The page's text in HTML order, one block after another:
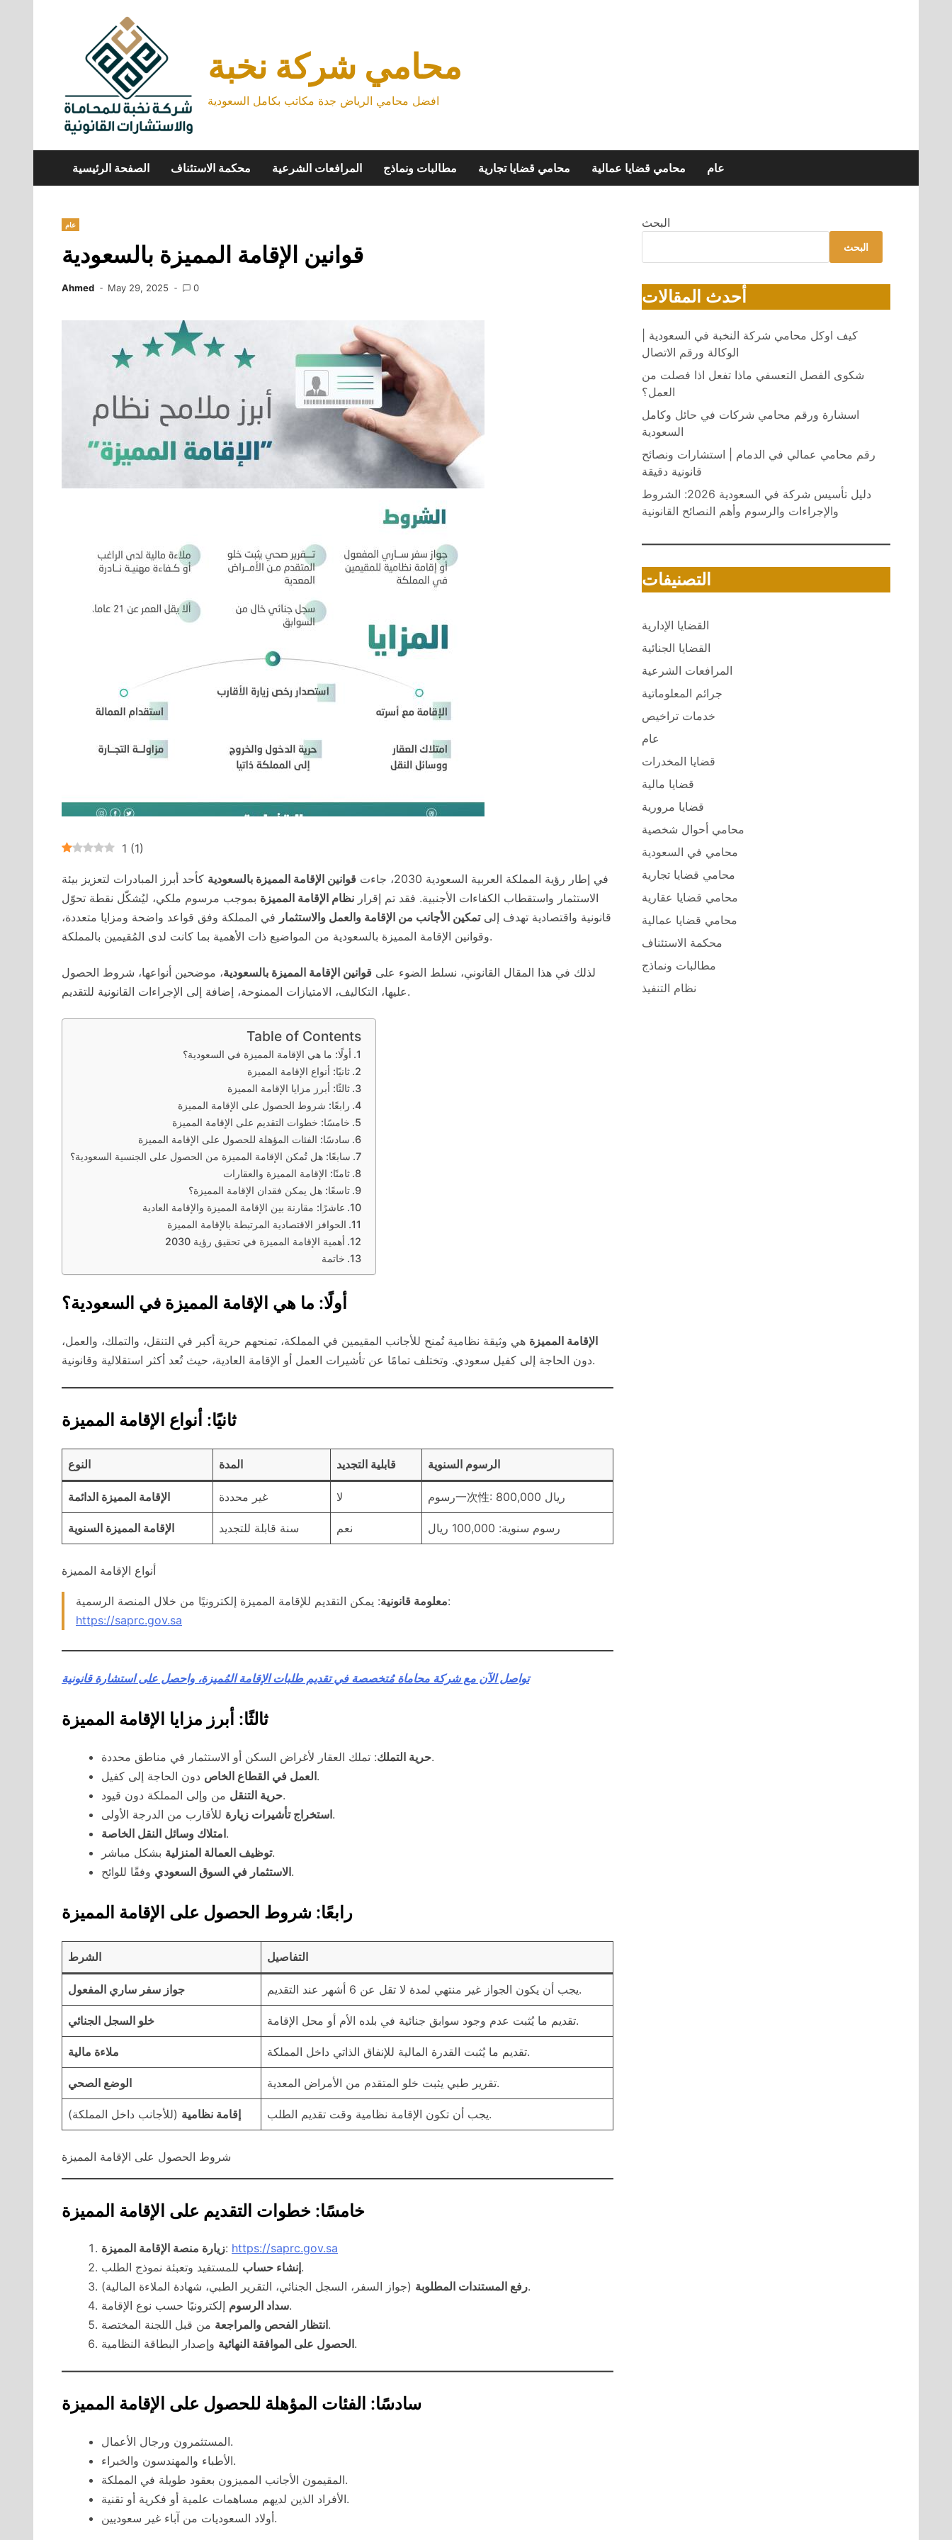
محامي شركة نخبة
افضل محامي الرياض جدة مكاتب بكامل السعودية
الصفحة الرئيسية محكمة الاستئناف المرافعات الشرعية مطالبات ونماذج محامي قضايا تجارية محامي قضايا عمالية عام
عام
قوانين الإقامة المميزة بالسعودية
Ahmed May 29, 2025 0
1 (1)
في إطار رؤية المملكة العربية السعودية 2030، جاءت قوانين الإقامة المميزة بالسعودية كأحد أبرز المبادرات لتعزيز بيئة
الاستثمار واستقطاب الكفاءات الأجنبية. فقد تم إقرار نظام الإقامة المميزة بموجب مرسوم ملكي، ليُشكّل نقطة تحوّل
قانونية واقتصادية تهدف إلىتمكين الأجانب من الإقامة والعمل والاستثمار في المملكة وفق قواعد واضحة ومزايا متعددة،
وقوانين الإقامة المميزة بالسعودية من المواضيع ذات الأهمية بما كانت لدى المُقيمين بالمملكة.
لذلك في هذا المقال القانوني، نسلط الضوء على قوانين الإقامة المميزة بالسعودية، موضحين أنواعها، شروط الحصول
عليها، التكاليف، الامتيازات الممنوحة، إضافة إلى الإجراءات القانونية للتقديم.
Table of Contents
أولًا: ما هي الإقامة المميزة في السعودية؟
ثانيًا: أنواع الإقامة المميزة
ثالثًا: أبرز مزايا الإقامة المميزة
رابعًا: شروط الحصول على الإقامة المميزة
خامسًا: خطوات التقديم على الإقامة المميزة
سادسًا: الفئات المؤهلة للحصول على الإقامة المميزة
سابعًا: هل تُمكن الإقامة المميزة من الحصول على الجنسية السعودية؟
ثامنًا: الإقامة المميزة والعقارات
تاسعًا: هل يمكن فقدان الإقامة المميزة؟
عاشرًا: مقارنة بين الإقامة المميزة والإقامة العادية
الحوافز الاقتصادية المرتبطة بالإقامة المميزة
أهمية الإقامة المميزة في تحقيق رؤية 2030
خاتمة
أولًا: ما هي الإقامة المميزة في السعودية؟
الإقامة المميزة هي وثيقة نظامية تُمنح للأجانب المقيمين في المملكة، تمنحهم حرية أكبر في التنقل، والتملك، والعمل،
دون الحاجة إلى كفيل سعودي. وتختلف تمامًا عن تأشيرات العمل أو الإقامة العادية، حيث تُعد أكثر استقلالية وقانونية.
ثانيًا: أنواع الإقامة المميزة
النوع المدة قابلية التجديد الرسوم السنوية
الإقامة المميزة الدائمة غير محددة لا رسوم一次性: 800,000 ريال
الإقامة المميزة السنوية سنة قابلة للتجديد نعم رسوم سنوية: 100,000 ريال
أنواع الإقامة المميزة
معلومة قانونية: يمكن التقديم للإقامة المميزة إلكترونيًا من خلال المنصة الرسمية:
https://saprc.gov.sa
تواصل الآن مع شركة محاماة مُتخصصة في تقديم طلبات الإقامة المُميزة، واحصل على استشارة قانونية
ثالثًا: أبرز مزايا الإقامة المميزة
حرية التملك: تملك العقار لأغراض السكن أو الاستثمار في مناطق محددة.
العمل في القطاع الخاصدون الحاجة إلى كفيل.
حرية التنقلمن وإلى المملكة دون قيود.
استخراج تأشيرات زيارةللأقارب من الدرجة الأولى.
امتلاك وسائل النقل الخاصة.
توظيف العمالة المنزليةبشكل مباشر.
الاستثمار في السوق السعوديوفقًا للوائح.
رابعًا: شروط الحصول على الإقامة المميزة
الشرط التفاصيل
جواز سفر ساري المفعول يجب أن يكون الجواز غير منتهي لمدة لا تقل عن 6 أشهر عند التقديم.
خلو السجل الجنائي تقديم ما يُثبت عدم وجود سوابق جنائية في بلده الأم أو محل الإقامة.
ملاءة مالية تقديم ما يُثبت القدرة المالية للإنفاق الذاتي داخل المملكة.
الوضع الصحي تقرير طبي يثبت خلو المتقدم من الأمراض المعدية.
إقامة نظامية (للأجانب داخل المملكة) يجب أن تكون الإقامة نظامية وقت تقديم الطلب.
شروط الحصول على الإقامة المميزة
خامسًا: خطوات التقديم على الإقامة المميزة
زيارة منصة الإقامة المميزة: https://saprc.gov.sa
إنشاء حسابللمستفيد وتعبئة نموذج الطلب.
رفع المستندات المطلوبة(جواز السفر، السجل الجنائي، التقرير الطبي، شهادة الملاءة المالية).
سداد الرسومإلكترونيًا حسب نوع الإقامة.
انتظار الفحص والمراجعةمن قبل اللجنة المختصة.
الحصول على الموافقة النهائيةوإصدار البطاقة النظامية.
سادسًا: الفئات المؤهلة للحصول على الإقامة المميزة
المستثمرون ورجال الأعمال.
الأطباء والمهندسون والخبراء.
المقيمون الأجانب المميزون بعقود طويلة في المملكة.
الأفراد الذين لديهم مساهمات علمية أو فكرية أو تقنية.
أولاد السعوديات من آباء غير سعوديين.
البحث
البحث
أحدث المقالات
كيف اوكل محامي شركة النخبة في السعودية |
الوكالة ورقم الاتصال
شكوى الفصل التعسفي ماذا تفعل اذا فصلت من
العمل؟
اسشارة ورقم محامي شركات في حائل وكامل
السعودية
رقم محامي عمالي في الدمام | استشارات ونصائح
قانونية دقيقة
دليل تأسيس شركة في السعودية 2026: الشروط
والإجراءات والرسوم وأهم النصائح القانونية
التصنيفات
القضايا الإدارية
القضايا الجنائية
المرافعات الشرعية
جرائم المعلوماتية
خدمات تراخيص
عام
قضايا المخدرات
قضايا مالية
قضايا مرورية
محامي أحوال شخصية
محامي في السعودية
محامي قضايا تجارية
محامي قضايا عقارية
محامي قضايا عمالية
محكمة الاستئناف
مطالبات ونماذج
نظام التنفيذ